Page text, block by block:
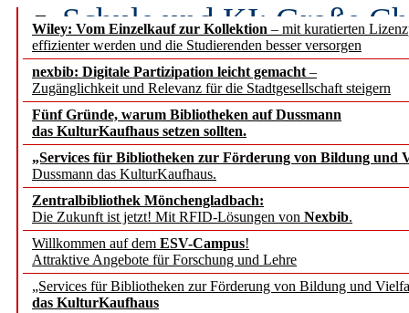
Wiley: Vom Einzelkauf zur Kollektion – mit kuratierten
effizienter werden und die Studierenden besser versorgen
nexbib: Digitale Partizipation leicht gemacht –
Zugänglichkeit und Relevanz für die Stadtgesellschaft steigern
Fünf Gründe, warum Bibliotheken auf Dussmann
das KulturKaufhaus setzen sollten.
„Services für Bibliotheken zur Förderung von Bildung und
Dussmann das KulturKaufhaus.
Zentralbibliothek Mönchengladbach:
Die Zukunft ist jetzt! Mit RFID-Lösungen von Nexbib.
Willkommen auf dem ESV-Campus!
Attraktive Angebote für Forschung und Lehre
„Services für Bibliotheken zur Förderung von Bildung und
das KulturKaufhaus
Schule und KI: Große
Voraussetzungen
Erfolgreiches erstes
Segment Research –
angepasst
konstruktiv!